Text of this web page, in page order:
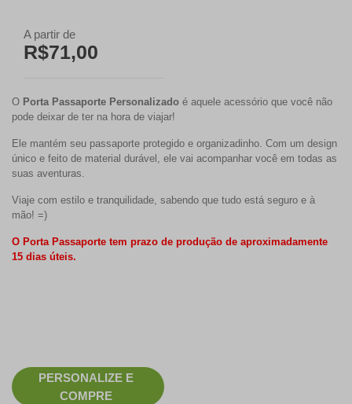
A partir de
R$71,00
O Porta Passaporte Personalizado é aquele acessório que você não
pode deixar de ter na hora de viajar!
Ele mantém seu passaporte protegido e organizadinho. Com um design
único e feito de material durável, ele vai acompanhar você em todas as
suas aventuras.
Viaje com estilo e tranquilidade, sabendo que tudo está seguro e à
mão! =)
O Porta Passaporte tem prazo de produção de aproximadamente
15 dias úteis.
PERSONALIZE E
COMPRE